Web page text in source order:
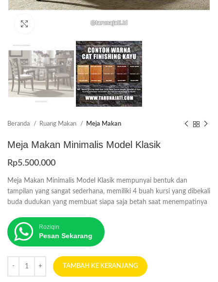
Beranda Ruang Makan Meja Makan
Meja Makan Minimalis Model Klasik
Rp5.500.000
Meja Makan Minimalis Model Klasik mempunyai bentuk dan
tampilan yang sangat sederhana, memiliki 4 buah kursi yang dibekali
buda dudukan yang membuat siapa saja betah saat menempatinya
Roziqin
Pesan Sekarang
TAMBAH KE KERANJANG